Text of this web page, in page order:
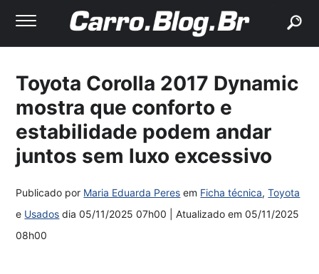
Toyota Corolla 2017 Dynamic
mostra que conforto e
estabilidade podem andar
juntos sem luxo excessivo
Publicado por Maria Eduarda Peres em Ficha técnica,Toyota
e Usados dia05/11/2025 07h00 | Atualizado em05/11/2025
08h00